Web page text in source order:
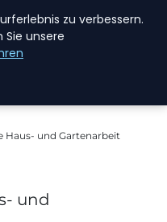
JOBS
Haus- und Gartenarbeit
und
zu verbessern.
unsere